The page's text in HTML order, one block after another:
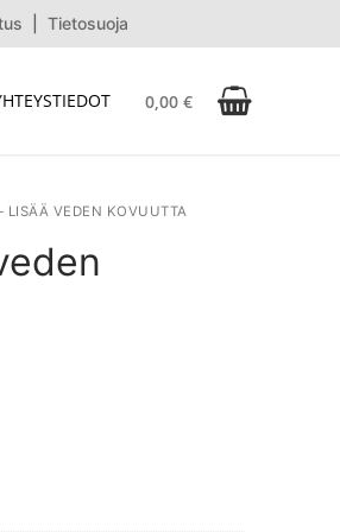
Tietosuoja
0,00 €
LISÄÄ VEDEN KOVUUTTA